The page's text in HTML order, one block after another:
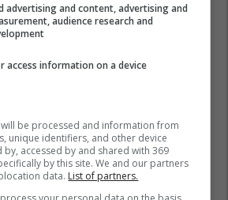
Punësimi Papunësia Shba
advertising and content, advertising and
audience research and
access information on a device
be processed and information from
unique identifiers, and other device
by, accessed by and shared with 369
by this site. We and our partners
data. List of partners.